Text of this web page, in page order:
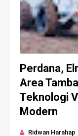
Perdana,
Area
Teknologi
Modern
Ridwan Harahap